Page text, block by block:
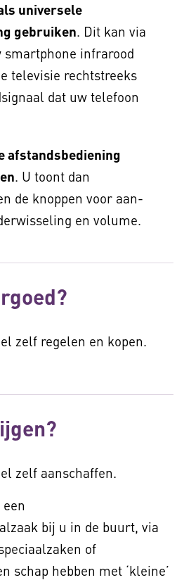
universele
gebruiken. Dit kan via
smartphone infrarood
televisie rechtstreeks
dat uw telefoon
afstandsbediening
. U toont dan
de knoppen voor aan-
en volume.
zelf regelen en kopen.
zelf aanschaffen.
bij u in de buurt, via
of
schap hebben met ‘kleine’